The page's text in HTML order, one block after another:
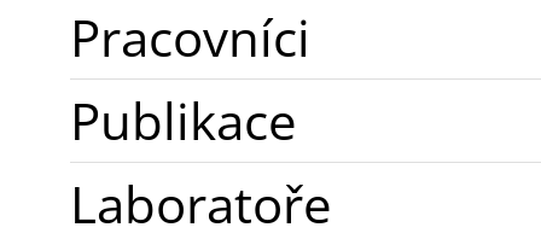
Pracovníci
Publikace
Laboratoře